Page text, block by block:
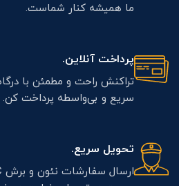
ما همیشه کنار شماست.
پرداخت آنلاین.
تراکنش راحت و مطمئن با
سریع و بی‌واسطه پرداخت کن.
تحویل سریع.